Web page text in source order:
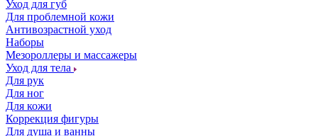
Уход для губ
Для проблемной кожи
Антивозрастной уход
Наборы
Мезороллеры и массажеры
Уход для тела
Для рук
Для ног
Для кожи
Коррекция фигуры
Для душа и ванны